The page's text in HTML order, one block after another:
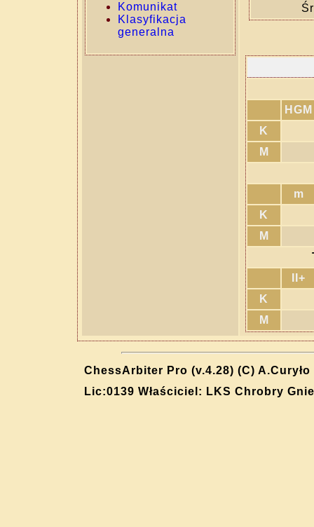
Komunikat
Klasyfikacja
generalna
HGM
K
M
m
K
M
II+
K
M
ChessArbiter Pro (v.4.28) (C) A.Curyło
Lic:0139 Właściciel: LKS Chrobry